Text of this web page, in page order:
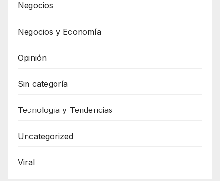
Negocios
Negocios y Economía
Opinión
Sin categoría
Tecnología y Tendencias
Uncategorized
Viral